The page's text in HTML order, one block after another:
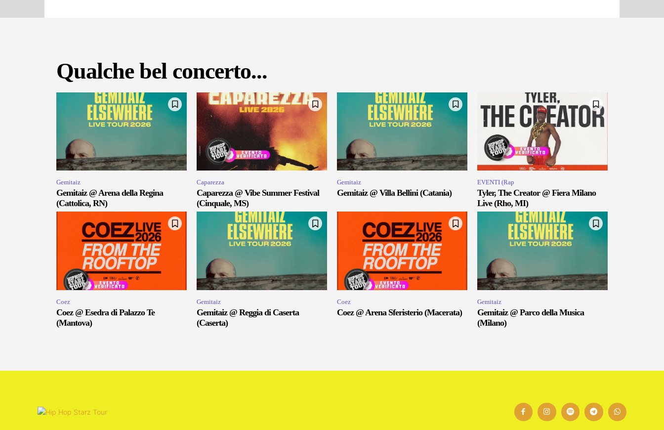
Qualche bel concerto...
Gemitaiz
Gemitaiz @ Arena della Regina
(Cattolica, RN)
Caparezza
Caparezza @ Vibe Summer Festival
(Cinquale, MS)
Gemitaiz
Gemitaiz @ Villa Bellini (Catania)
EVENTI (Rap
Tyler, The Creator @ Fiera Milano
Live (Rho, MI)
Coez
Coez @ Esedra di Palazzo Te
(Mantova)
Gemitaiz
Gemitaiz @ Reggia di Caserta
(Caserta)
Coez
Coez @ Arena Sferisterio (Macerata)
Gemitaiz
Gemitaiz @ Parco della Musica
(Milano)